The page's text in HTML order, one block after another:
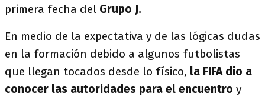
primera fecha del Grupo J.
En medio de la expectativa y de las lógicas dudas
en la formación debido a algunos futbolistas
que llegan tocados desde lo físico, la FIFA dio a
conocer las autoridades para el encuentro y